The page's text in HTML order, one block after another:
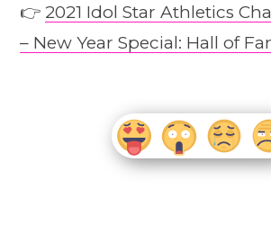
👉 2021 Idol Star Athletics
– New Year Special: Hall of